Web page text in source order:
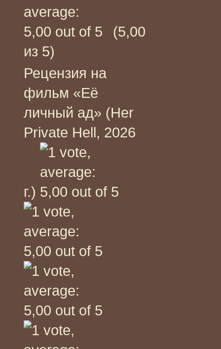
(5,00
из 5)
Рецензия на
фильм «Её
личный ад» (Her
Private Hell, 2026
г.)